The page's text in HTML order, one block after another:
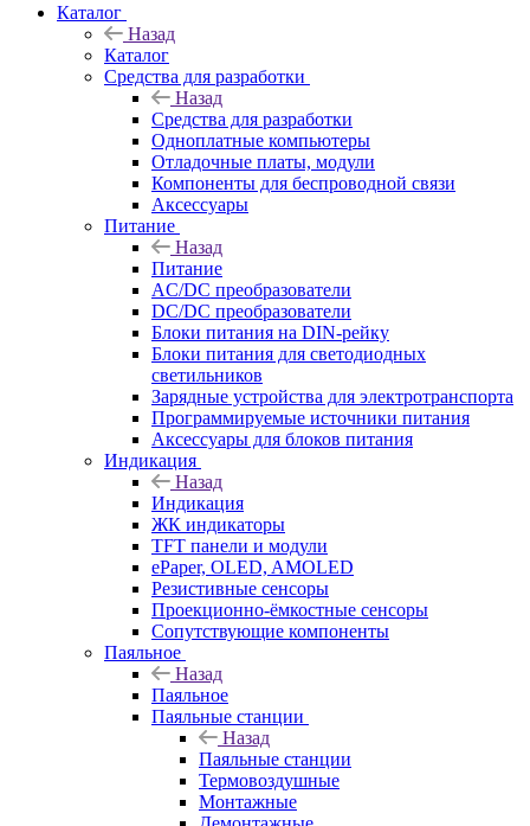
Каталог
Назад
Каталог
Средства для разработки
Назад
Средства для разработки
Одноплатные компьютеры
Отладочные платы, модули
Компоненты для беспроводной связи
Аксессуары
Питание
Назад
Питание
AC/DC преобразователи
DC/DC преобразователи
Блоки питания на DIN-рейку
Блоки питания для светодиодных
светильников
Зарядные устройства для электротранспорта
Программируемые источники питания
Аксессуары для блоков питания
Индикация
Назад
Индикация
ЖК индикаторы
TFT панели и модули
ePaper, OLED, AMOLED
Резистивные сенсоры
Проекционно-ёмкостные сенсоры
Сопутствующие компоненты
Паяльное
Назад
Паяльное
Паяльные станции
Назад
Паяльные станции
Термовоздушные
Монтажные